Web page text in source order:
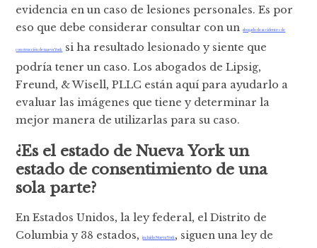
evidencia en un caso de lesiones personales. Es por
eso que debe considerar consultar con unabogado de accidentes de
construcción de nueva York
si ha resultado lesionado y siente que
podría tener un caso. Los abogados de Lipsig,
Freund, & Wisell, PLLC están aquí para ayudarlo a
evaluar las imágenes que tiene y determinar la
mejor manera de utilizarlas para su caso.
¿Es el estado de Nueva York un
estado de consentimiento de una
sola parte?
En Estados Unidos, la ley federal, el Distrito de
Columbia y 38 estados,incluido Nueva York, siguen una ley de